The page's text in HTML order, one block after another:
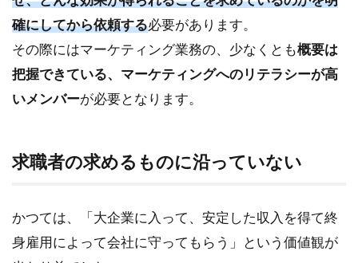
確にしてから依頼する必要があります。
その際にはマーケティング業務の、少なくとも概要は
把握できている、マーケティングへのリテラシーが高
いメンバーが必要となります。
求職者の求めるものに沿っていない
かつては、「大企業に入って、安定した収入を得て終
身雇用によって会社に守ってもらう」という価値観が